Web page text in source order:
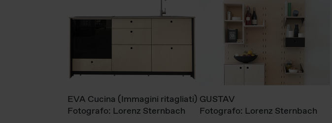
EVA Cucina (Immagini ritagliati)
Fotografo: Lorenz Sternbach
GUSTAV
Fotografo: Lorenz Sternbach